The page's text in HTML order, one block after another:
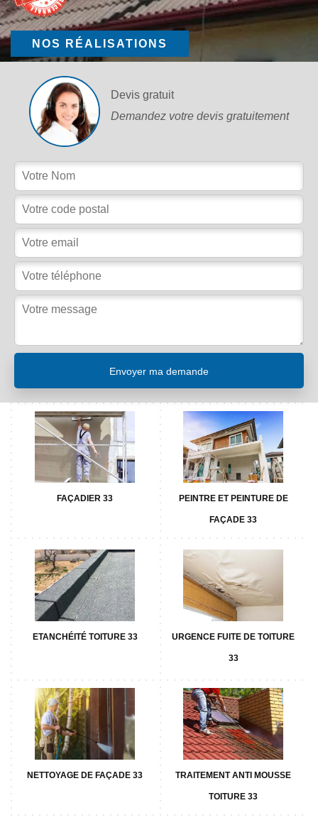
NOS RÉALISATIONS
Devis gratuit
Demandez votre devis gratuitement
FAÇADIER 33 PEINTRE ET PEINTURE DE
FAÇADE 33
ETANCHÉITÉ TOITURE 33 URGENCE FUITE DE TOITURE
33
NETTOYAGE DE FAÇADE 33 TRAITEMENT ANTI MOUSSE
TOITURE 33